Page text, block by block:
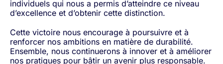
individuels qui nous a permis d’atteindre ce niveau
d’excellence et d’obtenir cette distinction.
Cette victoire nous encourage à poursuivre et à
renforcer nos ambitions en matière de durabilité.
Ensemble, nous continuerons à innover et à améliorer
nos pratiques pour bâtir un avenir plus responsable.